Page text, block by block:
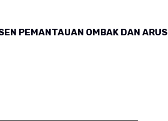
PEMANTAUAN OMBAK DAN ARUS